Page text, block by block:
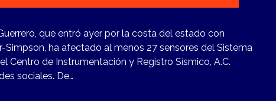
Contacto
que entró ayer por la costa del estado con
Simpson, ha afectado al menos 27 sensores del Sistema
Centro de Instrumentación y Registro Sísmico, A.C.
sociales. De…